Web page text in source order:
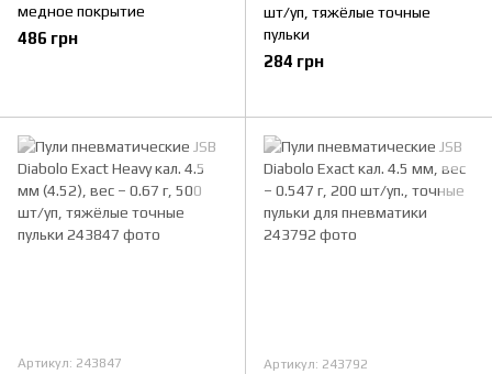
медное покрытие
486 грн
шт/уп, тяжёлые точные
пульки
284 грн
Артикул: 243847 Артикул: 243792